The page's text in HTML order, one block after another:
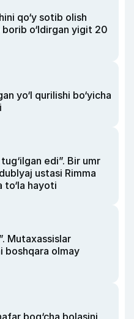
qo‘y sotib olish
o‘ldirgan yigit 20
yo‘l qurilishi bo‘yicha
edi”. Bir umr
ustasi Rimma
to‘la hayoti
Mutaxassislar
boshqara olmay
bog‘cha bolasini